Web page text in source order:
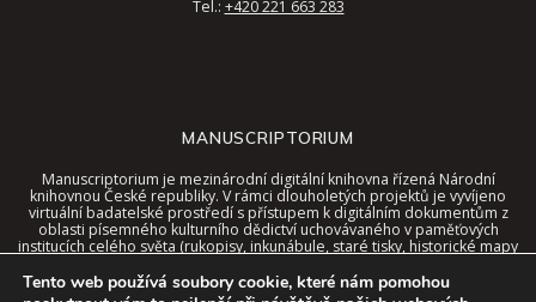
MANUSCRIPTORIUM
Manuscriptorium je mezinárodní digitální knihovna řízená Národní
knihovnou České republiky. V rámci dlouholetých projektů je vyvíjeno
virtuální badatelské prostředí s přístupem k digitálním dokumentům z
oblasti písemného kulturního dědictví uchovávaného v paměťových
institucích celého světa (rukopisy, inkunábule, staré tisky, historické mapy
Tyto dokumenty jsou nyní dostupné v jednotném rozhraní digitální
Tel.: +420 221 663 283
Tento web používá soubory cookie, které nám pomohou